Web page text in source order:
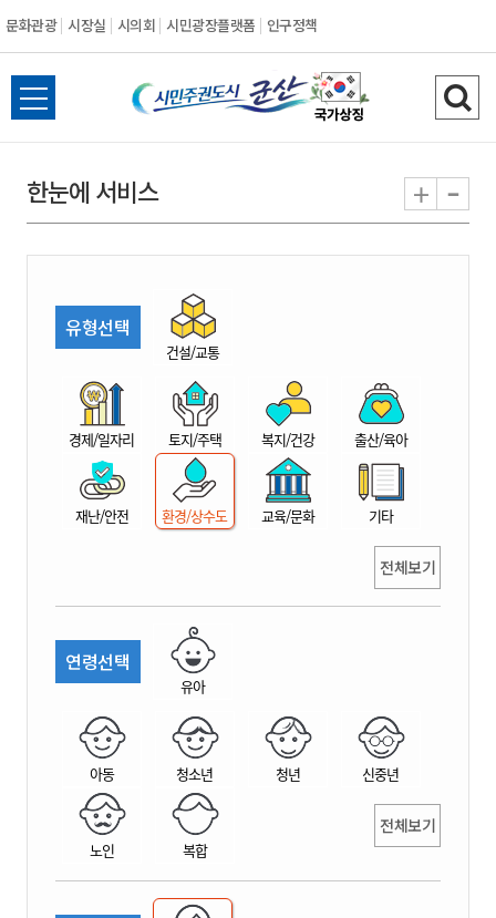
문화관광 시장실 시의회 시민광장플랫폼 인구정책
시
민
권
시
산
전
체
뉴
열
검
색
기
한눈에 서비스 + -
유형선택
건설/교통
경제/일자리 토지/주택 복지/건강 출산/육아
재난/안전 환경/상수도 교육/문화 기타
전체보기
연령선택
유아
아동 청소년 청년 신중년
노인 복합
전체보기